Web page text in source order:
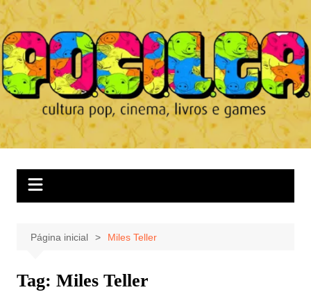
Ir
para
o
conteúdo
Página inicial Miles Teller
Tag: Miles Teller